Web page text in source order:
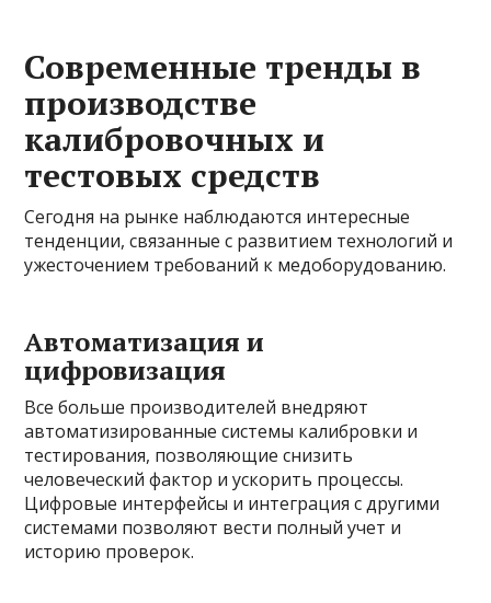
Современные тренды в
производстве
калибровочных и
тестовых средств
Сегодня на рынке наблюдаются интересные
тенденции, связанные с развитием технологий и
ужесточением требований к медоборудованию.
Автоматизация и
цифровизация
Все больше производителей внедряют
автоматизированные системы калибровки и
тестирования, позволяющие снизить
человеческий фактор и ускорить процессы.
Цифровые интерфейсы и интеграция с другими
системами позволяют вести полный учет и
историю проверок.